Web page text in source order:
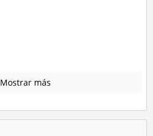
Mostrar más